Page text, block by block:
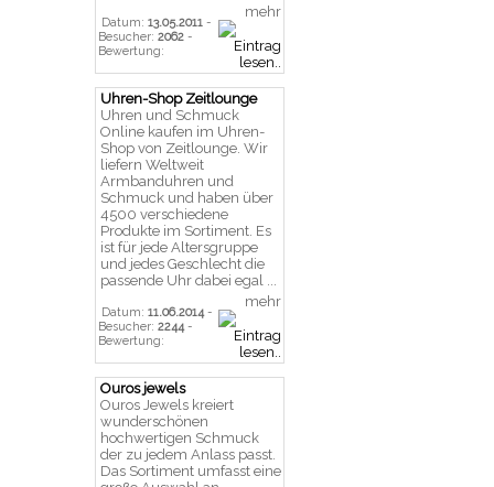
Datum: 13.05.2011 -
Besucher: 2062 -
Bewertung:
mehr
Uhren-Shop Zeitlounge
Uhren und Schmuck
Online kaufen im Uhren-
Shop von Zeitlounge. Wir
liefern Weltweit
Armbanduhren und
Schmuck und haben über
4500 verschiedene
Produkte im Sortiment. Es
ist für jede Altersgruppe
und jedes Geschlecht die
passende Uhr dabei egal ...
Datum: 11.06.2014-
Besucher: 2244-
Bewertung:
mehr
Ouros jewels
Ouros Jewels kreiert
wunderschönen
hochwertigen Schmuck
der zu jedem Anlass passt.
Das Sortiment umfasst eine